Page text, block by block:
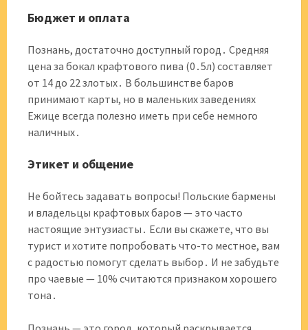
Бюджет и оплата
Познань, достаточно доступный город․ Средняя
цена за бокал крафтового пива (0․5л) составляет
от 14 до 22 злотых․ В большинстве баров
принимают карты, но в маленьких заведениях
Ежице всегда полезно иметь при себе немного
наличных․
Этикет и общение
Не бойтесь задавать вопросы! Польские бармены
и владельцы крафтовых баров — это часто
настоящие энтузиасты․ Если вы скажете, что вы
турист и хотите попробовать что-то местное, вам
с радостью помогут сделать выбор․ И не забудьте
про чаевые — 10% считаются признаком хорошего
тона․